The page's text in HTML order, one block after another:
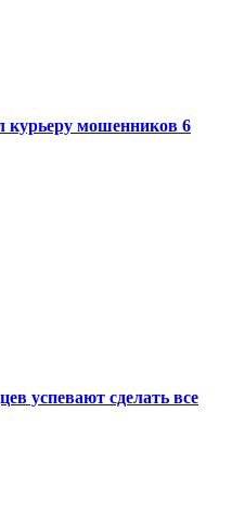
курьеру мошенников 6
успевают сделать все